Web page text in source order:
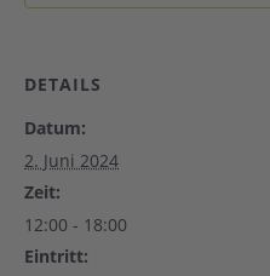
DETAILS
Datum:
2. Juni 2024
Zeit:
12:00 - 18:00
Eintritt: